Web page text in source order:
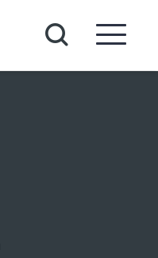
Recherche